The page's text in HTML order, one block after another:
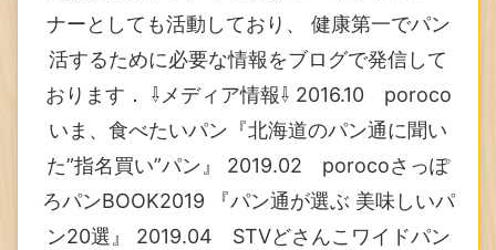
ナーとしても活動しており、 健康第一でパン
活するために必要な情報をブログで発信して
おります． ⇩メディア情報⇩ 2016.10 poroco
いま、食べたいパン『北海道のパン通に聞い
た”指名買い”パン』 2019.02 porocoさっぽ
ろパンBOOK2019 『パン通が選ぶ 美味しいパ
ン20選』 2019.04 STVどさんこワイドパン